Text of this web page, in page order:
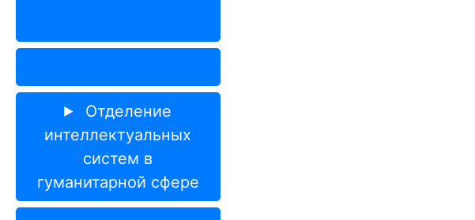
Отделение
интеллектуальных
систем в
гуманитарной сфере